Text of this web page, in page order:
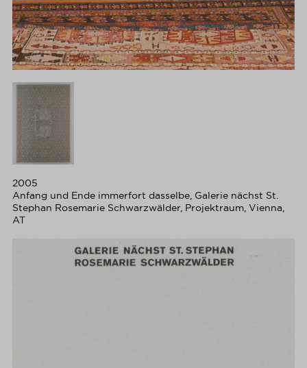
2005
Anfang und Ende immerfort dasselbe, Galerie nächst St.
Stephan Rosemarie Schwarzwälder, Projektraum, Vienna,
AT